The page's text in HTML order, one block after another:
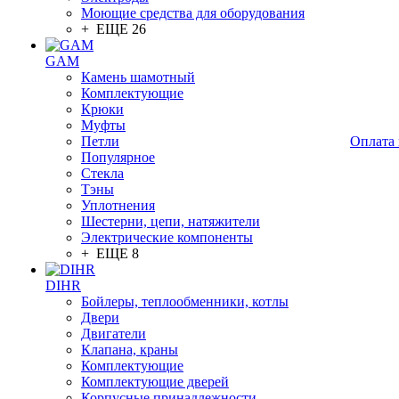
Моющие средства для оборудования
+ ЕЩЕ 26
GAM
Камень шамотный
Комплектующие
Крюки
Муфты
Петли
Популярное
Стекла
Тэны
Уплотнения
Шестерни, цепи, натяжители
Электрические компоненты
+ ЕЩЕ 8
DIHR
Бойлеры, теплообменники, котлы
Двери
Двигатели
Клапана, краны
Комплектующие
Комплектующие дверей
Оплата